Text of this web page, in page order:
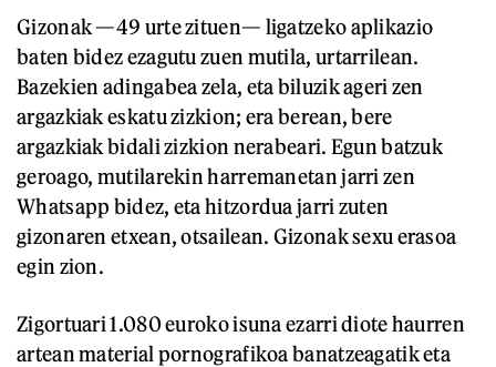
Gizonak —49 urte zituen— ligatzeko aplikazio
baten bidez ezagutu zuen mutila, urtarrilean.
Bazekien adingabea zela, eta biluzik ageri zen
argazkiak eskatu zizkion; era berean, bere
argazkiak bidali zizkion nerabeari. Egun batzuk
geroago, mutilarekin harremanetan jarri zen
Whatsapp bidez, eta hitzordua jarri zuten
gizonaren etxean, otsailean. Gizonak sexu erasoa
egin zion.
Zigortuari 1.080 euroko isuna ezarri diote haurren
artean material pornografikoa banatzeagatik eta